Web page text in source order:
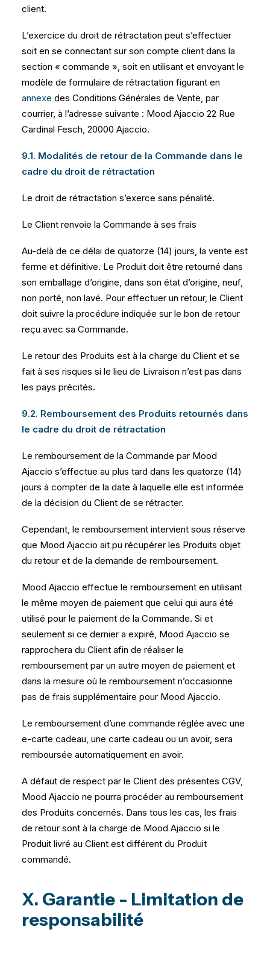
client.
L’exercice du droit de rétractation peut s’effectuer
soit en se connectant sur son compte client dans la
section « commande », soit en utilisant et envoyant le
modèle de formulaire de rétractation figurant en
annexe des Conditions Générales de Vente, par
courrier, à l’adresse suivante : Mood Ajaccio 22 Rue
Cardinal Fesch, 20000 Ajaccio.
9.1. Modalités de retour de la Commande dans le
cadre du droit de rétractation
Le droit de rétractation s’exerce sans pénalité.
Le Client renvoie la Commande à ses frais
Au-delà de ce délai de quatorze (14) jours, la vente est
ferme et définitive. Le Produit doit être retourné dans
son emballage d’origine, dans son état d’origine, neuf,
non porté, non lavé. Pour effectuer un retour, le Client
doit suivre la procédure indiquée sur le bon de retour
reçu avec sa Commande.
Le retour des Produits est à la charge du Client et se
fait à ses risques si le lieu de Livraison n’est pas dans
les pays précités.
9.2. Remboursement des Produits retournés dans
le cadre du droit de rétractation
Le remboursement de la Commande par Mood
Ajaccio s’effectue au plus tard dans les quatorze (14)
jours à compter de la date à laquelle elle est informée
de la décision du Client de se rétracter.
Cependant, le remboursement intervient sous réserve
que Mood Ajaccio ait pu récupérer les Produits objet
du retour et de la demande de remboursement.
Mood Ajaccio effectue le remboursement en utilisant
le même moyen de paiement que celui qui aura été
utilisé pour le paiement de la Commande. Si et
seulement si ce dernier a expiré, Mood Ajaccio se
rapprochera du Client afin de réaliser le
remboursement par un autre moyen de paiement et
dans la mesure où le remboursement n’occasionne
pas de frais supplémentaire pour Mood Ajaccio.
Le remboursement d’une commande réglée avec une
e-carte cadeau, une carte cadeau ou un avoir, sera
remboursée automatiquement en avoir.
A défaut de respect par le Client des présentes CGV,
Mood Ajaccio ne pourra procéder au remboursement
des Produits concernés. Dans tous les cas, les frais
de retour sont à la charge de Mood Ajaccio si le
Produit livré au Client est différent du Produit
commandé.
X. Garantie - Limitation de
responsabilité